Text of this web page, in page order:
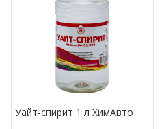
Уайт-спирит 1 л ХимАвто